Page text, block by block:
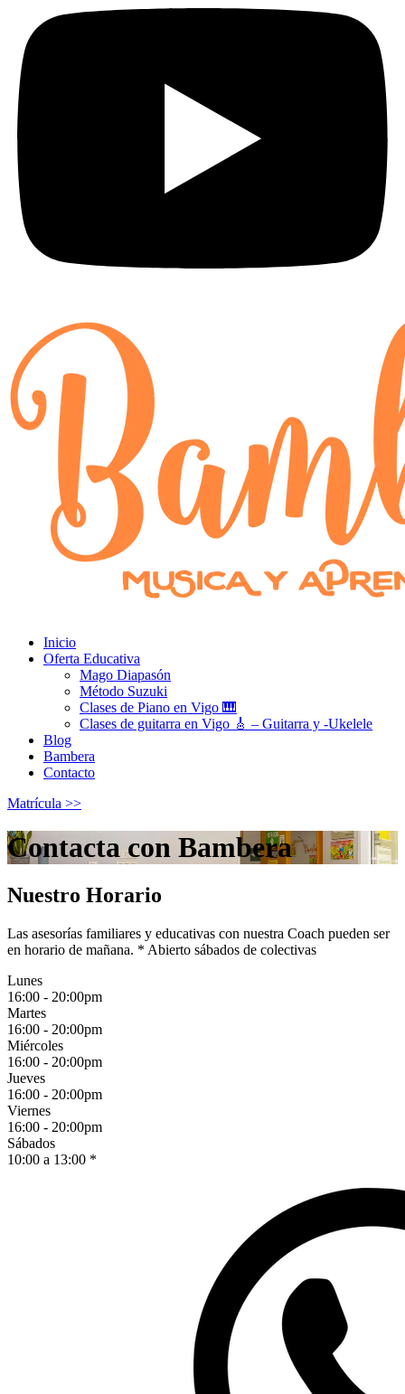
Inicio
Oferta Educativa
Mago Diapasón
Método Suzuki
Clases de Piano en Vigo 🎹
Clases de guitarra en Vigo 🎸 – Guitarra y -Ukelele
Blog
Bambera
Contacto
Matrícula >>
Contacta con Bambera
Nuestro Horario
Las asesorías familiares y educativas con nuestra Coach pueden ser
en horario de mañana. * Abierto sábados de colectivas
Lunes
16:00 - 20:00pm
Martes
16:00 - 20:00pm
Miércoles
16:00 - 20:00pm
Jueves
16:00 - 20:00pm
Viernes
16:00 - 20:00pm
Sábados
10:00 a 13:00 *